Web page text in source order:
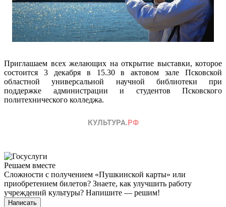
Приглашаем всех желающих на открытие выставки, которое
состоится 3 декабря в 15.30 в актовом зале Псковской
областной универсальной научной библиотеки при
поддержке администрации и студентов Псковского
политехнического колледжа.
Решаем вместе
Сложности с получением «Пушкинской карты» или
приобретением билетов? Знаете, как улучшить работу
учреждений культуры? Напишите — решим!
Написать